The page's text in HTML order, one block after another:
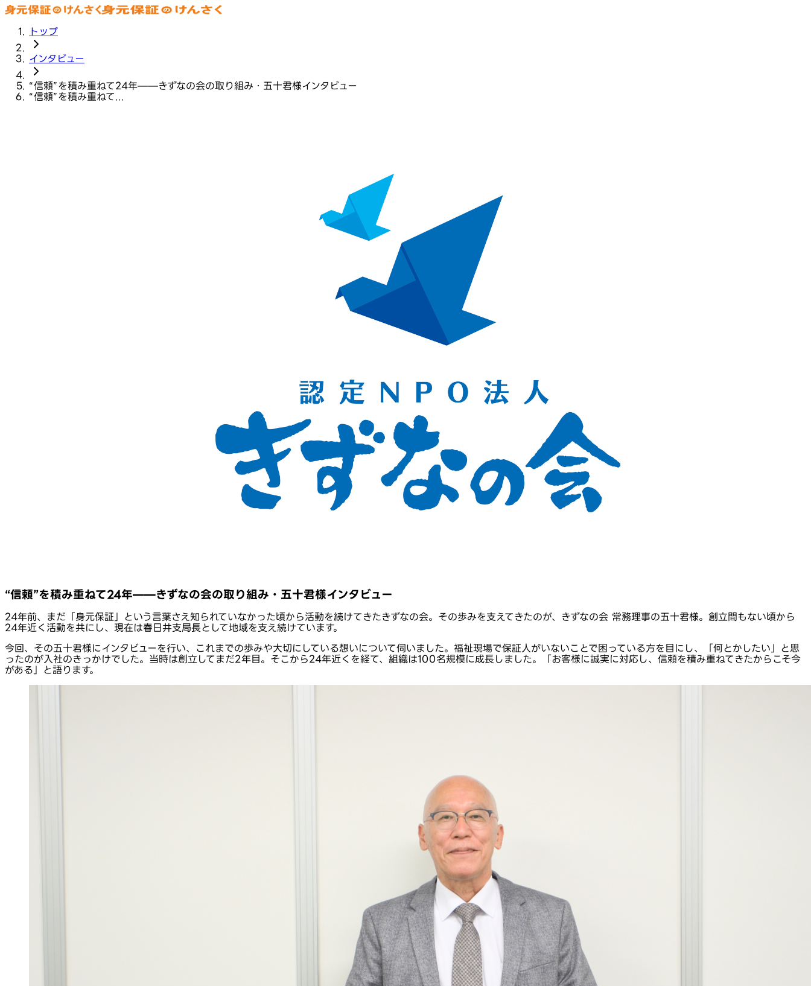
トップ
インタビュー
“信頼”を積み重ねて24年——きずなの会の取り組み・五十君様インタビュー
“信頼”を積み重ねて...
“信頼”を積み重ねて24年——きずなの会の取り組み・五十君様インタビュー
24年前、まだ「身元保証」という言葉さえ知られていなかった頃から活動を続けてきたきずなの会。その歩みを支えてきたのが、きずなの会 常務理事の五十君様。創立間もない頃から
24年近く活動を共にし、現在は春日井支局長として地域を支え続けています。
今回、その五十君様にインタビューを行い、これまでの歩みや大切にしている想いについて伺いました。福祉現場で保証人がいないことで困っている方を目にし、「何とかしたい」と思
ったのが入社のきっかけでした。当時は創立してまだ2年目。そこから24年近くを経て、組織は100名規模に成長しました。「お客様に誠実に対応し、信頼を積み重ねてきたからこそ今
がある」と語ります。